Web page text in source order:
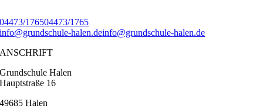
04473/176504473/1765
info@grundschule-halen.deinfo@grundschule-halen.de
ANSCHRIFT
Grundschule Halen
Hauptstraße 16
49685 Halen